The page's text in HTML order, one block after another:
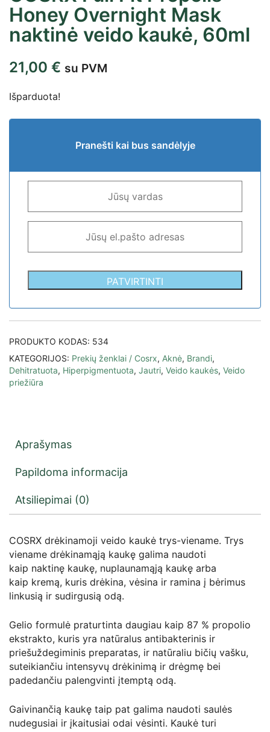
Honey Overnight Mask
naktinė veido kaukė, 60ml
21,00 € su PVM
Išparduota!
Pranešti kai bus sandėlyje
PATVIRTINTI
PRODUKTO KODAS: 534
KATEGORIJOS: Prekių ženklai / Cosrx, Aknė, Brandi,
Dehitratuota, Hiperpigmentuota, Jautri, Veido kaukės, Veido
priežiūra
Aprašymas
Papildoma informacija
Atsiliepimai (0)
COSRX drėkinamoji veido kaukė trys-viename. Trys
viename drėkinamąją kaukę galima naudoti
kaip naktinę kaukę, nuplaunamąją kaukę arba
kaip kremą, kuris drėkina, vėsina ir ramina į bėrimus
linkusią ir sudirgusią odą.
Gelio formulė praturtinta daugiau kaip 87 % propolio
ekstrakto, kuris yra natūralus antibakterinis ir
priešuždegiminis preparatas, ir natūraliu bičių vašku,
suteikiančiu intensyvų drėkinimą ir drėgmę bei
padedančiu palengvinti įtemptą odą.
Gaivinančią kaukę taip pat galima naudoti saulės
nudegusiai ir įkaitusiai odai vėsinti. Kaukė turi